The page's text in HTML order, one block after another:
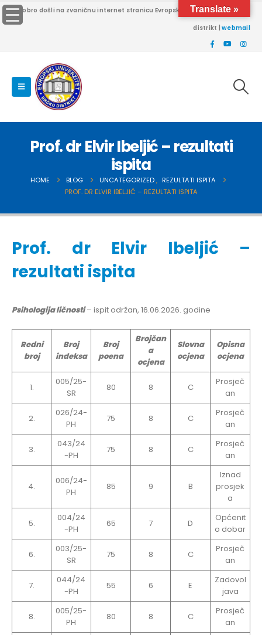
Dobro došli na zvaničnu internet stranicu Evropskog univerziteta Brčko
distrikt |webmail
Prof. dr Elvir Ibeljić – rezultati
ispita
HOME BLOG UNCATEGORIZED , REZULTATI ISPITA
PROF. DR ELVIR IBELJIĆ – REZULTATI ISPITA
Prof. dr Elvir Ibeljić –
rezultati ispita
Psihologija ličnosti– ispit održan, 16.06.2026. godine
Redni
broj
Broj
indeksa
Broj
poena
Brojčan
a
ocjena
Slovna
ocjena
Opisna
ocjena
1.
005/25-
SR
80 8 C
Prosječ
an
2.
026/24-
PH
75 8 C
Prosječ
an
3.
043/24
-PH
75 8 C
Prosječ
an
4.
006/24-
PH
85 9 B
Iznad
prosjek
a
5.
004/24
-PH
65 7 D
Općenit
o dobar
6.
003/25-
SR
75 8 C
Prosječ
an
7.
044/24
-PH
55 6 E
Zadovol
java
8.
005/25-
PH
80 8 C
Prosječ
an
Translate »